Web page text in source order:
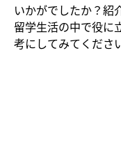
いかがでしたか？紹
留学生活の中で役に
考にしてみてくださ